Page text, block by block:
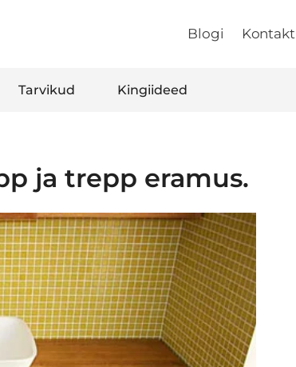
Blogi Kontakt
Tarvikud Kingiideed
ja trepp eramus.